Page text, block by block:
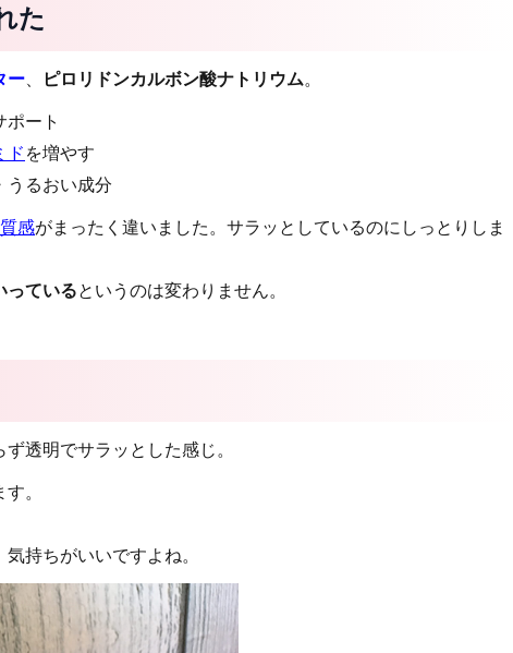
た
ー、 ピロリドンカルボン酸ナトリウム。
ポート
ド を増やす
うるおい成分
感がまったく違いました。サラッとしているのにしっとりしま
っているというのは変わりません。
透明でサラッとした感じ。
。
持ちがいいですよね。